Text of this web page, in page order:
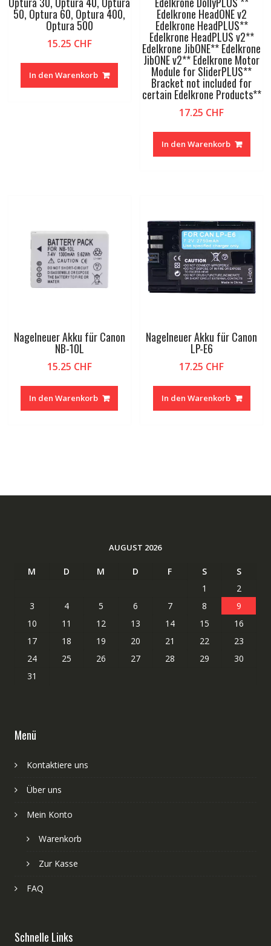
50, Optura 60, Optura 400,
Optura 500
15.25 CHF
In den Warenkorb
Edelkrone HeadONE v2
Edelkrone HeadPLUS**
Edelkrone HeadPLUS v2**
Edelkrone JibONE** Edelkrone
JibONE v2** Edelkrone Motor
Module for SliderPLUS**
Bracket not included for
certain Edelkrone Products**
17.25 CHF
In den Warenkorb
Nagelneuer Akku für Canon
NB-10L
15.25 CHF
In den Warenkorb
Nagelneuer Akku für Canon
LP-E6
17.25 CHF
In den Warenkorb
AUGUST 2026
M D M D F S
S
1
2
3
4 5 6 7 8
9
10
11 12 13 14 15
16
17
18 19 20 21 22
23
24
25 26 27 28 29
30
31
Menü
Kontaktiere uns
Über uns
Mein Konto
Warenkorb
Zur Kasse
FAQ
Schnelle Links